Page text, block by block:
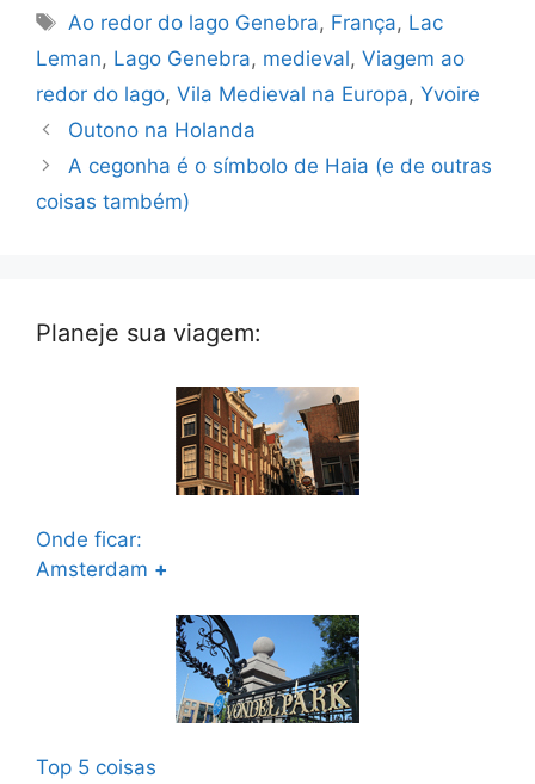
Tags
Ao redor do lago Genebra, França, Lac
Leman, Lago Genebra, medieval, Viagem ao
redor do lago, Vila Medieval na Europa, Yvoire
Outono na Holanda
A cegonha é o símbolo de Haia (e de outras
coisas também)
Planeje sua viagem:
Onde ficar:
Amsterdam +
Top 5 coisas